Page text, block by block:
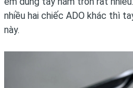
nhiều hai chiếc ADO khác thì
này.